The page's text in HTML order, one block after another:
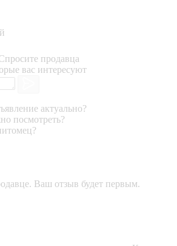
продавца
вас интересуют
актуально?
посмотреть?
Ваш отзыв будет первым.